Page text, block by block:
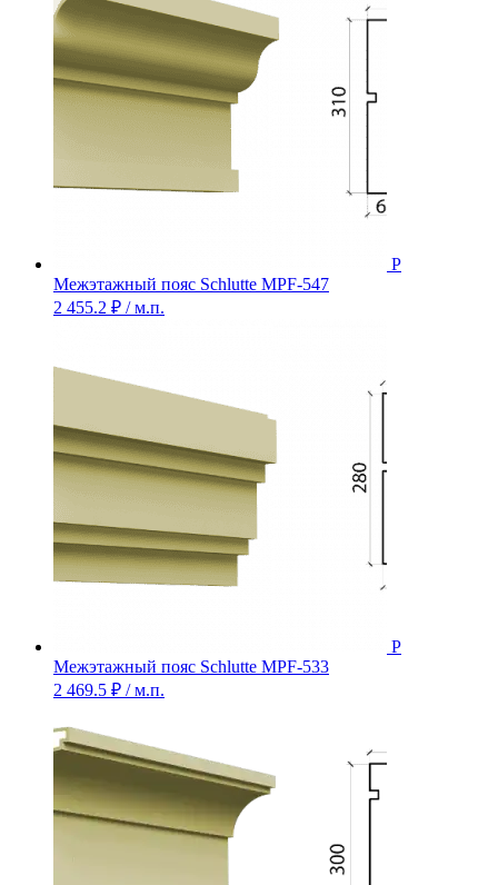
Межэтажный пояс Schlutte MPF-547
2 455.2 ₽ / м.п.
Межэтажный пояс Schlutte MPF-533
2 469.5 ₽ / м.п.